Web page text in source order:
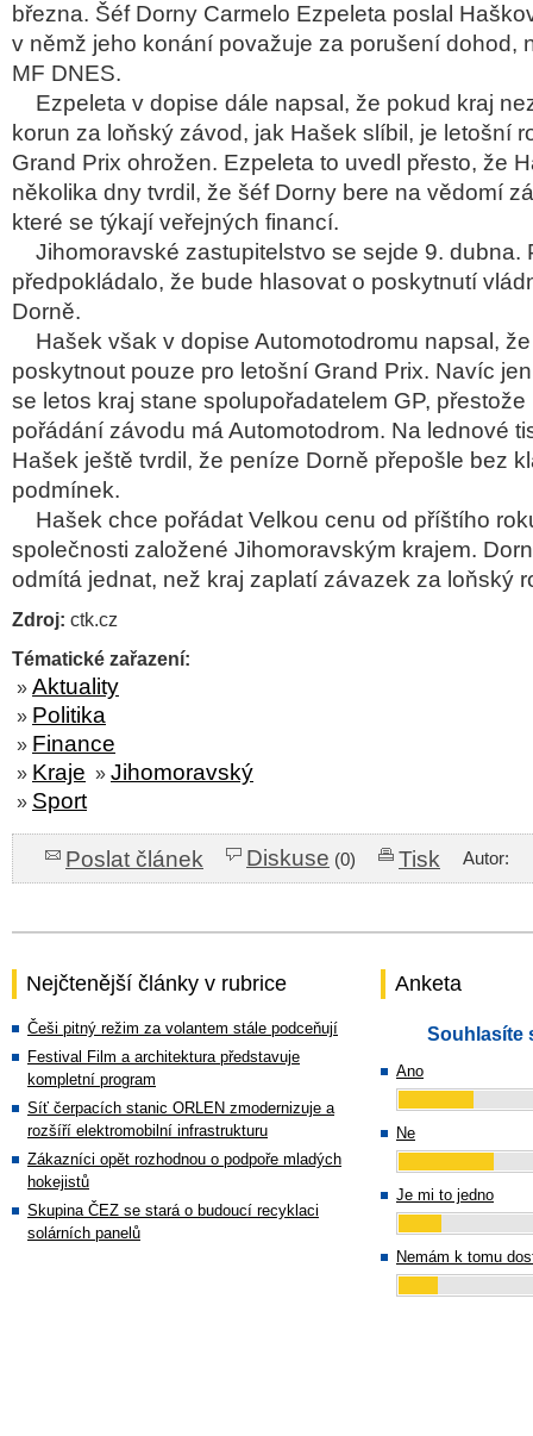
března. Šéf Dorny Carmelo Ezpeleta poslal
v němž jeho konání považuje za porušení dohod,
MF DNES.
Ezpeleta v dopise dále napsal, že pokud kraj
korun za loňský závod, jak Hašek slíbil, je letošní
Grand Prix ohrožen. Ezpeleta to uvedl přesto, že
několika dny tvrdil, že šéf Dorny bere na vědomí
které se týkají veřejných financí.
Jihomoravské zastupitelstvo se sejde 9. dubna.
předpokládalo, že bude hlasovat o poskytnutí
Dorně.
Hašek však v dopise Automotodromu napsal,
poskytnout pouze pro letošní Grand Prix. Navíc
se letos kraj stane spolupořadatelem GP, přestože
pořádání závodu má Automotodrom. Na lednové
Hašek ještě tvrdil, že peníze Dorně přepošle bez
podmínek.
Hašek chce pořádat Velkou cenu od příštího
společnosti založené Jihomoravským krajem.
odmítá jednat, než kraj zaplatí závazek za loňský
Zdroj: ctk.cz
Tématické zařazení:
» Aktuality
» Politika
» Finance
» Kraje » Jihomoravský
» Sport
Poslat článek Diskuse (0) Tisk Autor:
Nejčtenější články v rubrice
Češi pitný režim za volantem stále podceňují
Festival Film a architektura představuje
kompletní program
Síť čerpacích stanic ORLEN zmodernizuje a
rozšíří elektromobilní infrastrukturu
Zákazníci opět rozhodnou o podpoře mladých
hokejistů
Skupina ČEZ se stará o budoucí recyklaci
solárních panelů
Anketa
Souhlasíte
Ano
Ne
Je mi to jedno
Nemám k tomu